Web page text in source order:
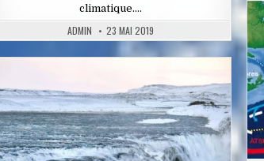
climatique….
ADMIN 23 MAI 2019
Posted
in